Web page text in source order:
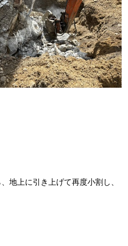
地上に引き上げて再度小割し、